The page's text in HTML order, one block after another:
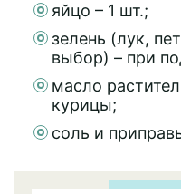
яйцо – 1 шт.;
зелень (лук,
выбор) – при
масло
курицы;
соль и